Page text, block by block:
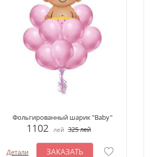
Фольгированный шарик "Baby"
1102 лей 325лей
Детали ЗАКАЗАТЬ